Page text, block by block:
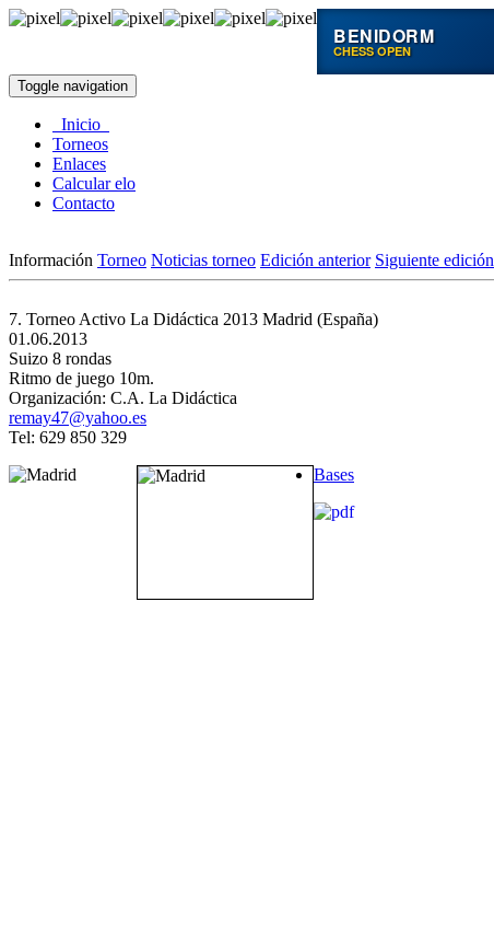
BENIDORM
CHESS OPEN
Toggle navigation
Inicio
Torneos
Enlaces
Calcular elo
Contacto
Información Torneo Noticias torneo Edición anterior Siguiente edición
7. Torneo Activo La Didáctica 2013 Madrid (España)
01.06.2013
Suizo 8 rondas
Ritmo de juego 10m.
Organización: C.A. La Didáctica
remay47@yahoo.es
Tel: 629 850 329
Bases